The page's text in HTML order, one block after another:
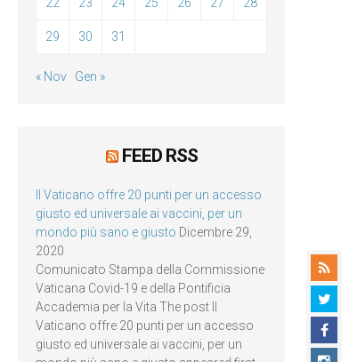
29 30 31
« Nov Gen »
FEED RSS
Il Vaticano offre 20 punti per un accesso
giusto ed universale ai vaccini, per un
mondo più sano e giusto Dicembre 29,
2020
Comunicato Stampa della Commissione
Vaticana Covid-19 e della Pontificia
Accademia per la Vita The post Il
Vaticano offre 20 punti per un accesso
giusto ed universale ai vaccini, per un